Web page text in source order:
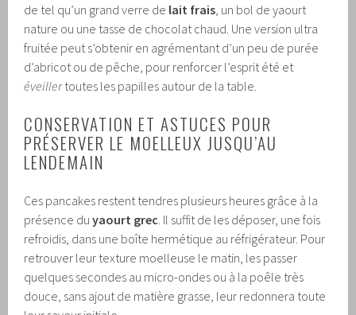
de tel qu’un grand verre de lait frais, un bol de yaourt
nature ou une tasse de chocolat chaud. Une version ultra
fruitée peut s’obtenir en agrémentant d’un peu de purée
d’abricot ou de pêche, pour renforcer l’esprit été et
éveillertoutes les papilles autour de la table.
CONSERVATION ET ASTUCES POUR
PRÉSERVER LE MOELLEUX JUSQU’AU
LENDEMAIN
Ces pancakes restent tendres plusieurs heures grâce à la
présence duyaourt grec. Il suffit de les déposer, une fois
refroidis, dans une boîte hermétique au réfrigérateur. Pour
retrouver leur texture moelleuse le matin, les passer
quelques secondes au micro-ondes ou à la poêle très
douce, sans ajout de matière grasse, leur redonnera toute